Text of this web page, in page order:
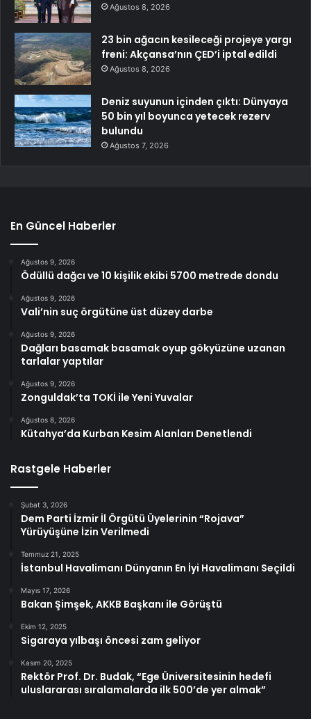
Ağustos 8, 2026
23 bin ağacın kesileceği projeye yargı
freni: Akçansa’nın ÇED’i iptal edildi
Ağustos 8, 2026
Deniz suyunun içinden çıktı: Dünyaya
50 bin yıl boyunca yetecek rezerv
bulundu
Ağustos 7, 2026
En Güncel Haberler
Ağustos 9, 2026
Ödüllü dağcı ve 10 kişilik ekibi 5700 metrede dondu
Ağustos 9, 2026
Vali’nin suç örgütüne üst düzey darbe
Ağustos 9, 2026
Dağları basamak basamak oyup gökyüzüne uzanan
tarlalar yaptılar
Ağustos 9, 2026
Zonguldak’ta TOKİ ile Yeni Yuvalar
Ağustos 8, 2026
Kütahya’da Kurban Kesim Alanları Denetlendi
Rastgele Haberler
Şubat 3, 2026
Dem Parti İzmir İl Örgütü Üyelerinin “Rojava”
Yürüyüşüne İzin Verilmedi
Temmuz 21, 2025
İstanbul Havalimanı Dünyanın En İyi Havalimanı Seçildi
Mayıs 17, 2026
Bakan Şimşek, AKKB Başkanı ile Görüştü
Ekim 12, 2025
Sigaraya yılbaşı öncesi zam geliyor
Kasım 20, 2025
Rektör Prof. Dr. Budak, “Ege Üniversitesinin hedefi
uluslararası sıralamalarda ilk 500’de yer almak”